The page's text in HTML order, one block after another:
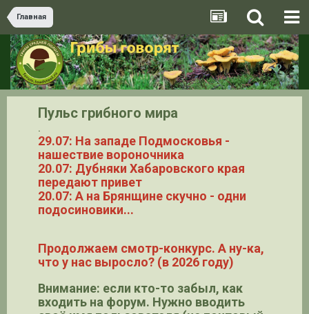
Главная
Пульс грибного мира
.
29.07: На западе Подмосковья -
нашествие вороночника
20.07: Дубняки Хабаровского края
передают привет
20.07: А на Брянщине скучно - одни
подосиновики...
Продолжаем смотр-конкурс. А ну-ка,
что у нас выросло? (в 2026 году)
Внимание: если кто-то забыл, как
входить на форум. Нужно вводить